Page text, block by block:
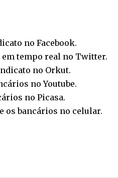
no Facebook.
tempo real no Twitter.
no Orkut.
noYoutube.
no Picasa.
os bancários no celular.